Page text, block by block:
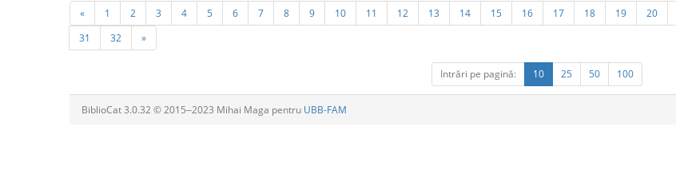
« 1 2 3 4 5 6 7 8 9 10 11 12 13 14 15 16 17 18 19 20
31
32 »
Intrări pe pagină: 10 25 50 100
BiblioCat 3.0.32 © 2015‒2023 Mihai Maga pentru UBB-FAM